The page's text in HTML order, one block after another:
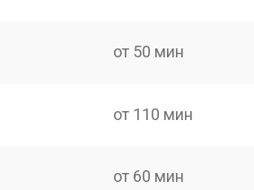
от 50 мин
от 110 мин
от 60 мин